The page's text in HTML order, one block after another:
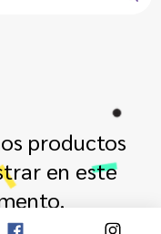
productos
en este